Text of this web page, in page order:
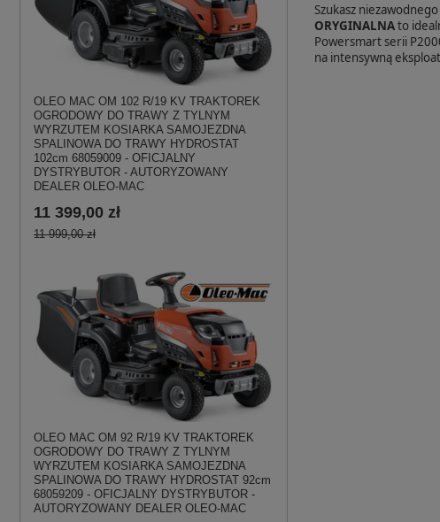
OLEO MAC OM 102 R/19 KV TRAKTOREK
OGRODOWY DO TRAWY Z TYLNYM
WYRZUTEM KOSIARKA SAMOJEZDNA
SPALINOWA DO TRAWY HYDROSTAT
102cm 68059009 - OFICJALNY
DYSTRYBUTOR - AUTORYZOWANY
DEALER OLEO-MAC
11 399,00 zł
11 999,00 zł
OLEO MAC OM 92 R/19 KV TRAKTOREK
OGRODOWY DO TRAWY Z TYLNYM
WYRZUTEM KOSIARKA SAMOJEZDNA
SPALINOWA DO TRAWY HYDROSTAT 92cm
68059209 - OFICJALNY DYSTRYBUTOR -
AUTORYZOWANY DEALER OLEO-MAC
Szukasz
ORYGINALNAto
Powersmart serii
na intensywną